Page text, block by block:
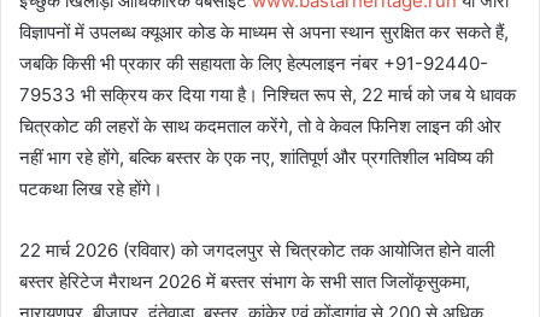
विज्ञापनों में उपलब्ध क्यूआर कोड के माध्यम से अपना स्थान सुरक्षित कर सकते हैं,
जबकि किसी भी प्रकार की सहायता के लिए हेल्पलाइन नंबर +91-92440-
79533 भी सक्रिय कर दिया गया है। निश्चित रूप से, 22 मार्च को जब ये धावक
चित्रकोट की लहरों के साथ कदमताल करेंगे, तो वे केवल फिनिश लाइन की ओर
नहीं भाग रहे होंगे, बल्कि बस्तर के एक नए, शांतिपूर्ण और प्रगतिशील भविष्य की
पटकथा लिख रहे होंगे।
22 मार्च 2026 (रविवार) को जगदलपुर से चित्रकोट तक आयोजित होने वाली
बस्तर हेरिटेज मैराथन 2026 में बस्तर संभाग के सभी सात जिलोंकृसुकमा,